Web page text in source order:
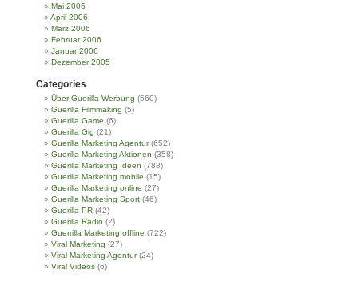
Mai 2006
April 2006
März 2006
Februar 2006
Januar 2006
Dezember 2005
Categories
Über Guerilla Werbung (560)
Guerilla Filmmaking (5)
Guerilla Game (6)
Guerilla Gig (21)
Guerilla Marketing Agentur(652)
Guerilla Marketing Aktionen (358)
Guerilla Marketing Ideen (788)
Guerilla Marketing mobile (15)
Guerilla Marketing online (27)
Guerilla Marketing Sport (46)
Guerilla PR (42)
Guerilla Radio (2)
Guerrilla Marketing offline (722)
Viral Marketing (27)
Viral Marketing Agentur(24)
Viral Videos (6)